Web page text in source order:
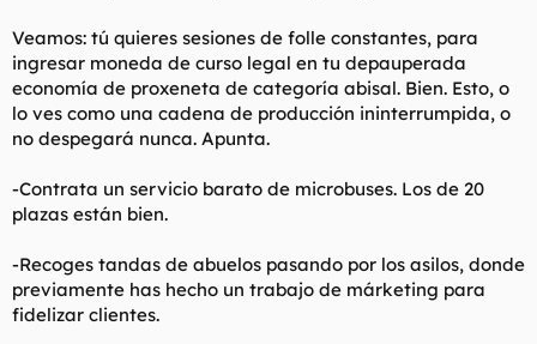
Veamos: tú quieres sesiones de folle constantes, para
ingresar moneda de curso legal en tu depauperada
economía de proxeneta de categoría abisal. Bien. Esto, o
lo ves como una cadena de producción ininterrumpida, o
no despegará nunca. Apunta.
-Contrata un servicio barato de microbuses. Los de 20
plazas están bien.
-Recoges tandas de abuelos pasando por los asilos, donde
previamente has hecho un trabajo de márketing para
fidelizar clientes.